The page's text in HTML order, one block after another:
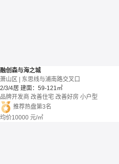
融创森与海之城
萧山区 | 东思线与浦南路交叉口
2/3/4居 建面：59-121㎡
品牌开发商 改善住宅 改善好房 小户型
推荐热盘第3名
均价10000 元/㎡